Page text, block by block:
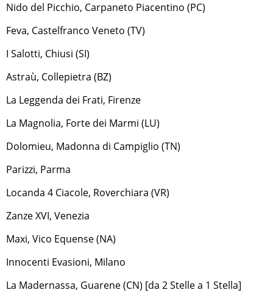
Nido del Picchio, Carpaneto Piacentino (PC)
Feva, Castelfranco Veneto (TV)
I Salotti, Chiusi (SI)
Astraù, Collepietra (BZ)
La Leggenda dei Frati, Firenze
La Magnolia, Forte dei Marmi (LU)
Dolomieu, Madonna di Campiglio (TN)
Parizzi, Parma
Locanda 4 Ciacole, Roverchiara (VR)
Zanze XVI, Venezia
Maxi, Vico Equense (NA)
Innocenti Evasioni, Milano
La Madernassa, Guarene (CN) [da 2 Stelle a 1 Stella]